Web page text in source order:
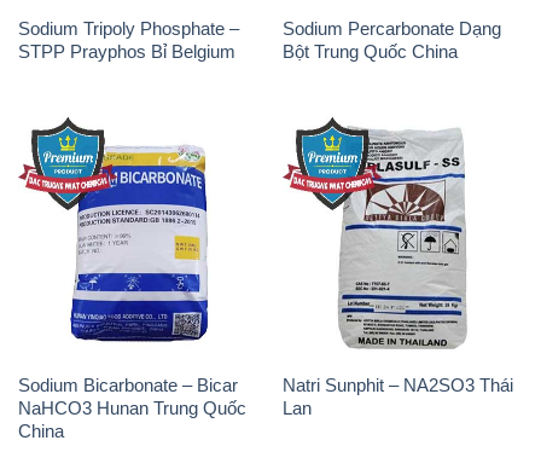
Sodium Tripoly Phosphate –
STPP Prayphos Bỉ Belgium
Sodium Percarbonate Dạng
Bột Trung Quốc China
Sodium Bicarbonate – Bicar
NaHCO3 Hunan Trung Quốc
China
Natri Sunphit – NA2SO3 Thái
Lan